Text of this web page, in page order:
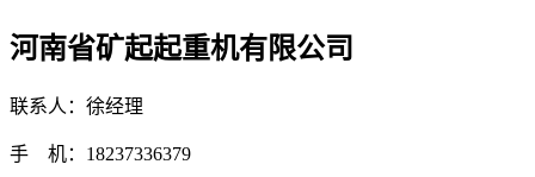
河南省矿起起重机有限公司
联系人：徐经理
手 机：18237336379